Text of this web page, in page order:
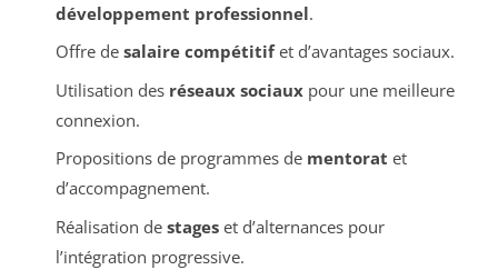
développement professionnel.
Offre de salaire compétitifet d’avantages sociaux.
Utilisation des réseaux sociauxpour une meilleure
connexion.
Propositions de programmes de mentorat et
d’accompagnement.
Réalisation de stageset d’alternances pour
l’intégration progressive.